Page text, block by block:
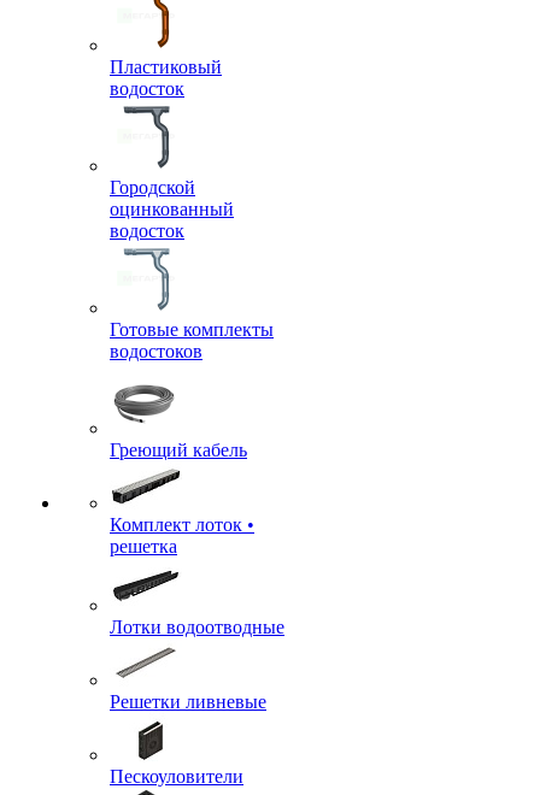
Пластиковый
водосток
Городской
оцинкованный
водосток
Готовые комплекты
водостоков
Греющий кабель
Комплект лоток •
решетка
Лотки водоотводные
Решетки ливневые
Пескоуловители